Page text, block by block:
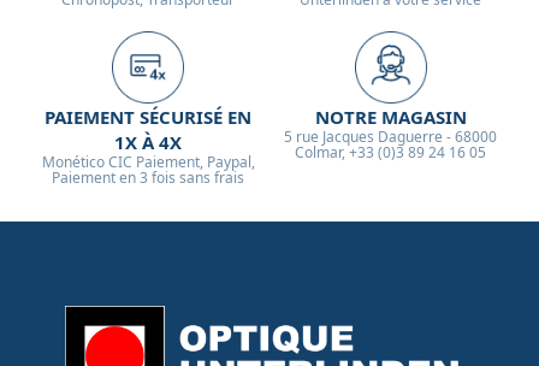
PAIEMENT SÉCURISÉ EN
1X À 4X
Monético CIC Paiement, Paypal,
Paiement en 3 fois sans frais
NOTRE MAGASIN
5 rue Jacques Daguerre - 68000
Colmar, +33 (0)3 89 24 16 05